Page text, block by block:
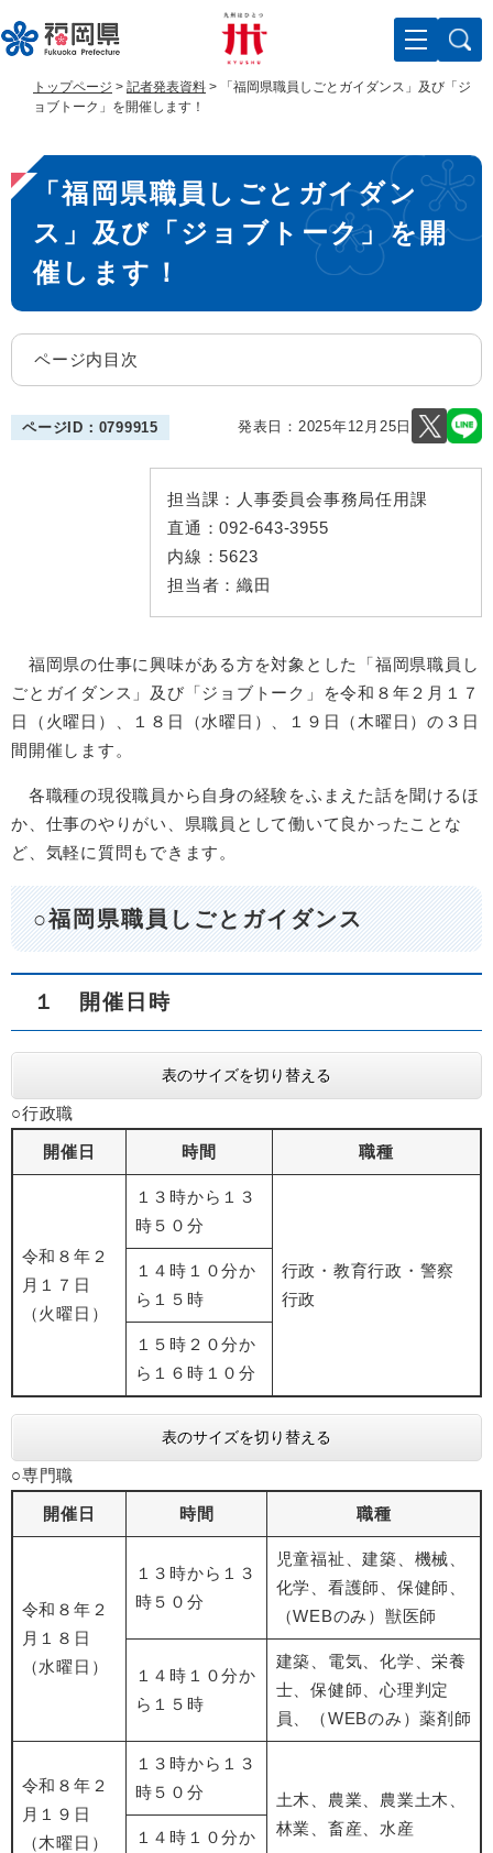
ー
ジ
す
。
ニ
ュ
し
て
トップページ > 記者発表資料 >
「福岡県職員しごとガイダンス」及び「ジ
ョブトーク」を開催します！
本
文
「福岡県職員しごとガイダン
ス」及び「ジョブトーク」を開
催します！
ページ内目次
ページID：0799915 発表日： 2025年12月25日
担当課： 人事委員会事務局任用課
直通：092-643-3955
内線：5623
担当者： 織田
福岡県の仕事に興味がある方を対象とした「福岡県職員し
ごとガイダンス」及び「ジョブトーク」を令和８年２月１７
日（火曜日）、１８日（水曜日）、１９日（木曜日）の３日
間開催します。
各職種の現役職員から自身の経験をふまえた話を聞けるほ
か、仕事のやりがい、県職員として働いて良かったことな
ど、気軽に質問もできます。
○福岡県職員しごとガイダンス
１ 開催日時
表のサイズを切り替える
○行政職
開催日 時間 職種
令和８年２
月１７日
（火曜日）
１３時から１３
時５０分
行政・教育行政・警察
行政
１４時１０分か
ら１５時
１５時２０分か
ら１６時１０分
表のサイズを切り替える
○専門職
開催日 時間 職種
令和８年２
月１８日
（水曜日）
１３時から１３
時５０分
児童福祉、建築、機械、
化学、看護師、保健師、
（WEBのみ）獣医師
１４時１０分か
ら１５時
建築、電気、化学、栄養
士、保健師、心理判定
員、（WEBのみ）薬剤師
令和８年２
月１９日
（木曜日）
１３時から１３
時５０分
土木、農業、農業土木、
林業、畜産、水産
１４時１０分か